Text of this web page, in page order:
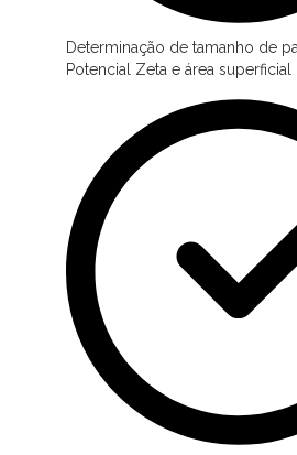
Determinação de tamanho de
Potencial Zeta e área superficial